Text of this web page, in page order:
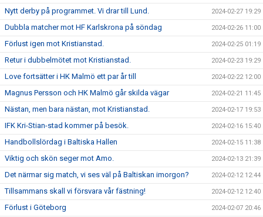
Nytt derby på programmet. Vi drar till Lund. 2024-02-27 19:29
Dubbla matcher mot HF Karlskrona på söndag 2024-02-26 11:00
Förlust igen mot Kristianstad. 2024-02-25 01:19
Retur i dubbelmötet mot Kristianstad. 2024-02-23 19:29
Love fortsätter i HK Malmö ett par år till 2024-02-22 12:00
Magnus Persson och HK Malmö går skilda vägar 2024-02-21 11:45
Nästan, men bara nästan, mot Kristianstad. 2024-02-17 19:53
IFK Kri-Stian-stad kommer på besök. 2024-02-16 15:40
Handbollslördag i Baltiska Hallen 2024-02-15 11:38
Viktig och skön seger mot Amo. 2024-02-13 21:39
Det närmar sig match, vi ses väl på Baltiskan imorgon? 2024-02-12 12:44
Tillsammans skall vi försvara vår fästning! 2024-02-12 12:40
Förlust i Göteborg 2024-02-07 20:46